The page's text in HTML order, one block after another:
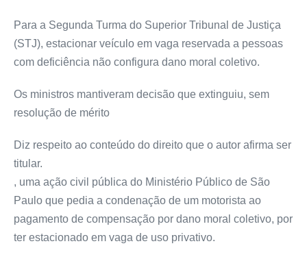
Para a Segunda Turma do Superior Tribunal de Justiça
(STJ), estacionar veículo em vaga reservada a pessoas
com deficiência não configura dano moral coletivo.
Os ministros mantiveram decisão que extinguiu, sem
resolução de mérito
Diz respeito ao conteúdo do direito que o autor afirma ser
titular.
, uma ação civil pública do Ministério Público de São
Paulo que pedia a condenação de um motorista ao
pagamento de compensação por dano moral coletivo, por
ter estacionado em vaga de uso privativo.